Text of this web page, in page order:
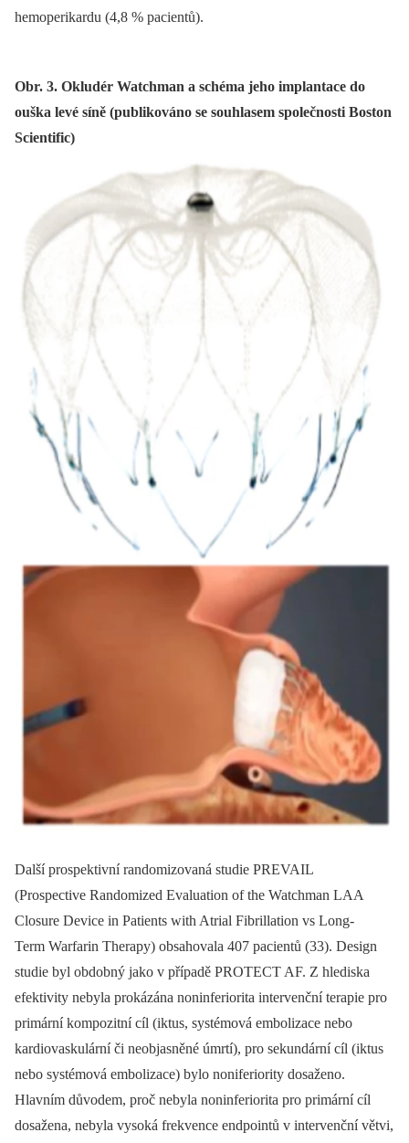
hemoperikardu (4,8 % pacientů).
Obr. 3. Okludér Watchman a schéma jeho implantace do
ouška levé síně (publikováno se souhlasem společnosti Boston
Scientific)
Další prospektivní randomizovaná studie PREVAIL
(Prospective Randomized Evaluation of the Watchman LAA
Closure Device in Patients with Atrial Fibrillation vs Long-
Term Warfarin Therapy) obsahovala 407 pacientů (33). Design
studie byl obdobný jako v případě PROTECT AF. Z hlediska
efektivity nebyla prokázána noninferiorita intervenční terapie pro
primární kompozitní cíl (iktus, systémová embolizace nebo
kardiovaskulární či neobjasněné úmrtí), pro sekundární cíl (iktus
nebo systémová embolizace) bylo noniferiority dosaženo.
Hlavním důvodem, proč nebyla noninferiorita pro primární cíl
dosažena, nebyla vysoká frekvence endpointů v intervenční větvi,